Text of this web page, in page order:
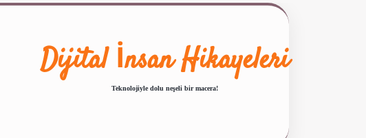
Dijital İnsan Hikayeleri
Teknolojiyle dolu neşeli bir macera!